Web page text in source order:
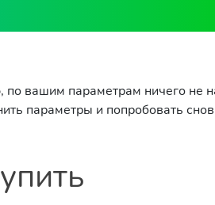
по вашим параметрам ничего не
параметры и попробовать